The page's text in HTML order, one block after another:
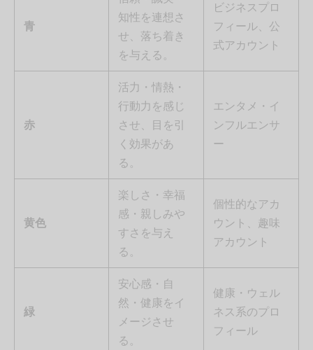
青
知性を連想さ
せ、落ち着き
を与える。
ビジネスプロ
フィール、公
式アカウント
赤
活力・情熱・
行動力を感じ
させ、目を引
く効果があ
る。
エンタメ・イ
ンフルエンサ
ー
黄色
楽しさ・幸福
感・親しみや
すさを与え
る。
個性的なアカ
ウント、趣味
アカウント
緑
安心感・自
然・健康をイ
メージさせ
る。
健康・ウェル
ネス系のプロ
フィール